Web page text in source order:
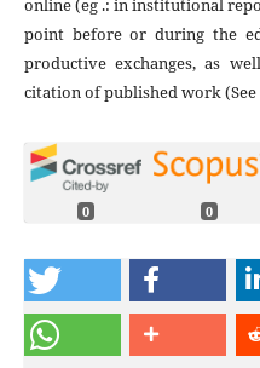
online (eg .: in institutional
point before or during the
productive exchanges, as
citation of published work (See
0 0